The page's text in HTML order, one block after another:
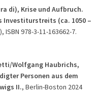
di), Krise und Aufbruch.
(ca. 1050 –
ISBN 978-3-11-163662-7.
Wolfgang Haubrichs,
Personen aus dem
II., Berlin-Boston 2024